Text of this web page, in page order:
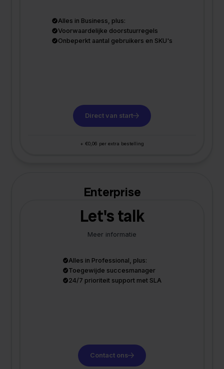
Alles in Business, plus:
Voorwaardelijke doorstuurregels
Onbeperkt aantal gebruikers en SKU's
Direct van start
+ €0,06 per extra bestelling
Enterprise
Let's talk
Meer informatie
Alles in Professional, plus:
Toegewijde succesmanager
24/7 prioriteit support met SLA
Contact ons